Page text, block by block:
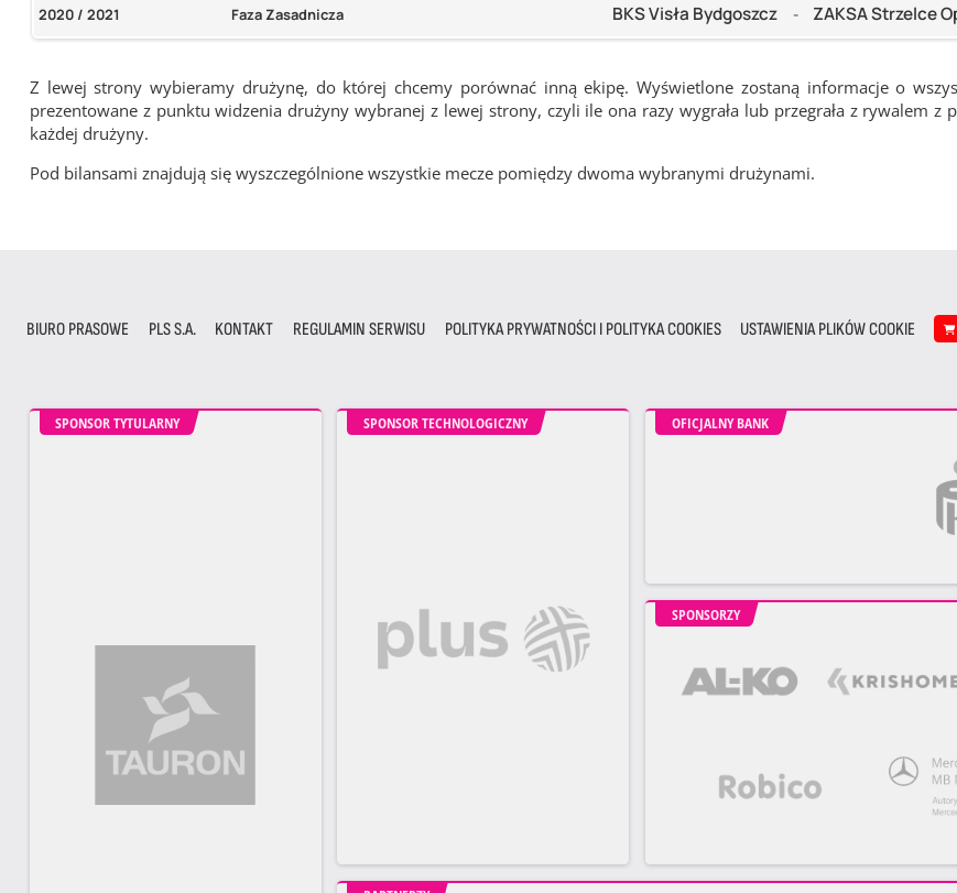
2020 / 2021 Faza Zasadnicza BKS Visła Bydgoszcz - ZAKSA Strzelce
Z lewej strony wybieramy drużynę, do której chcemy porównać inną ekipę. Wyświetlone zostaną informacje o
prezentowane z punktu widzenia drużyny wybranej z lewej strony, czyli ile ona razy wygrała lub przegrała z rywalem
każdej drużyny.
Pod bilansami znajdują się wyszczególnione wszystkie mecze pomiędzy dwoma wybranymi drużynami.
BIURO PRASOWE PLS S.A. KONTAKT REGULAMIN SERWISU POLITYKA PRYWATNOŚCI I POLITYKA COOKIES USTAWIENIA PLIKÓW COOKIE
SPONSOR TYTULARNY SPONSOR TECHNOLOGICZNY OFICJALNY BANK
SPONSORZY